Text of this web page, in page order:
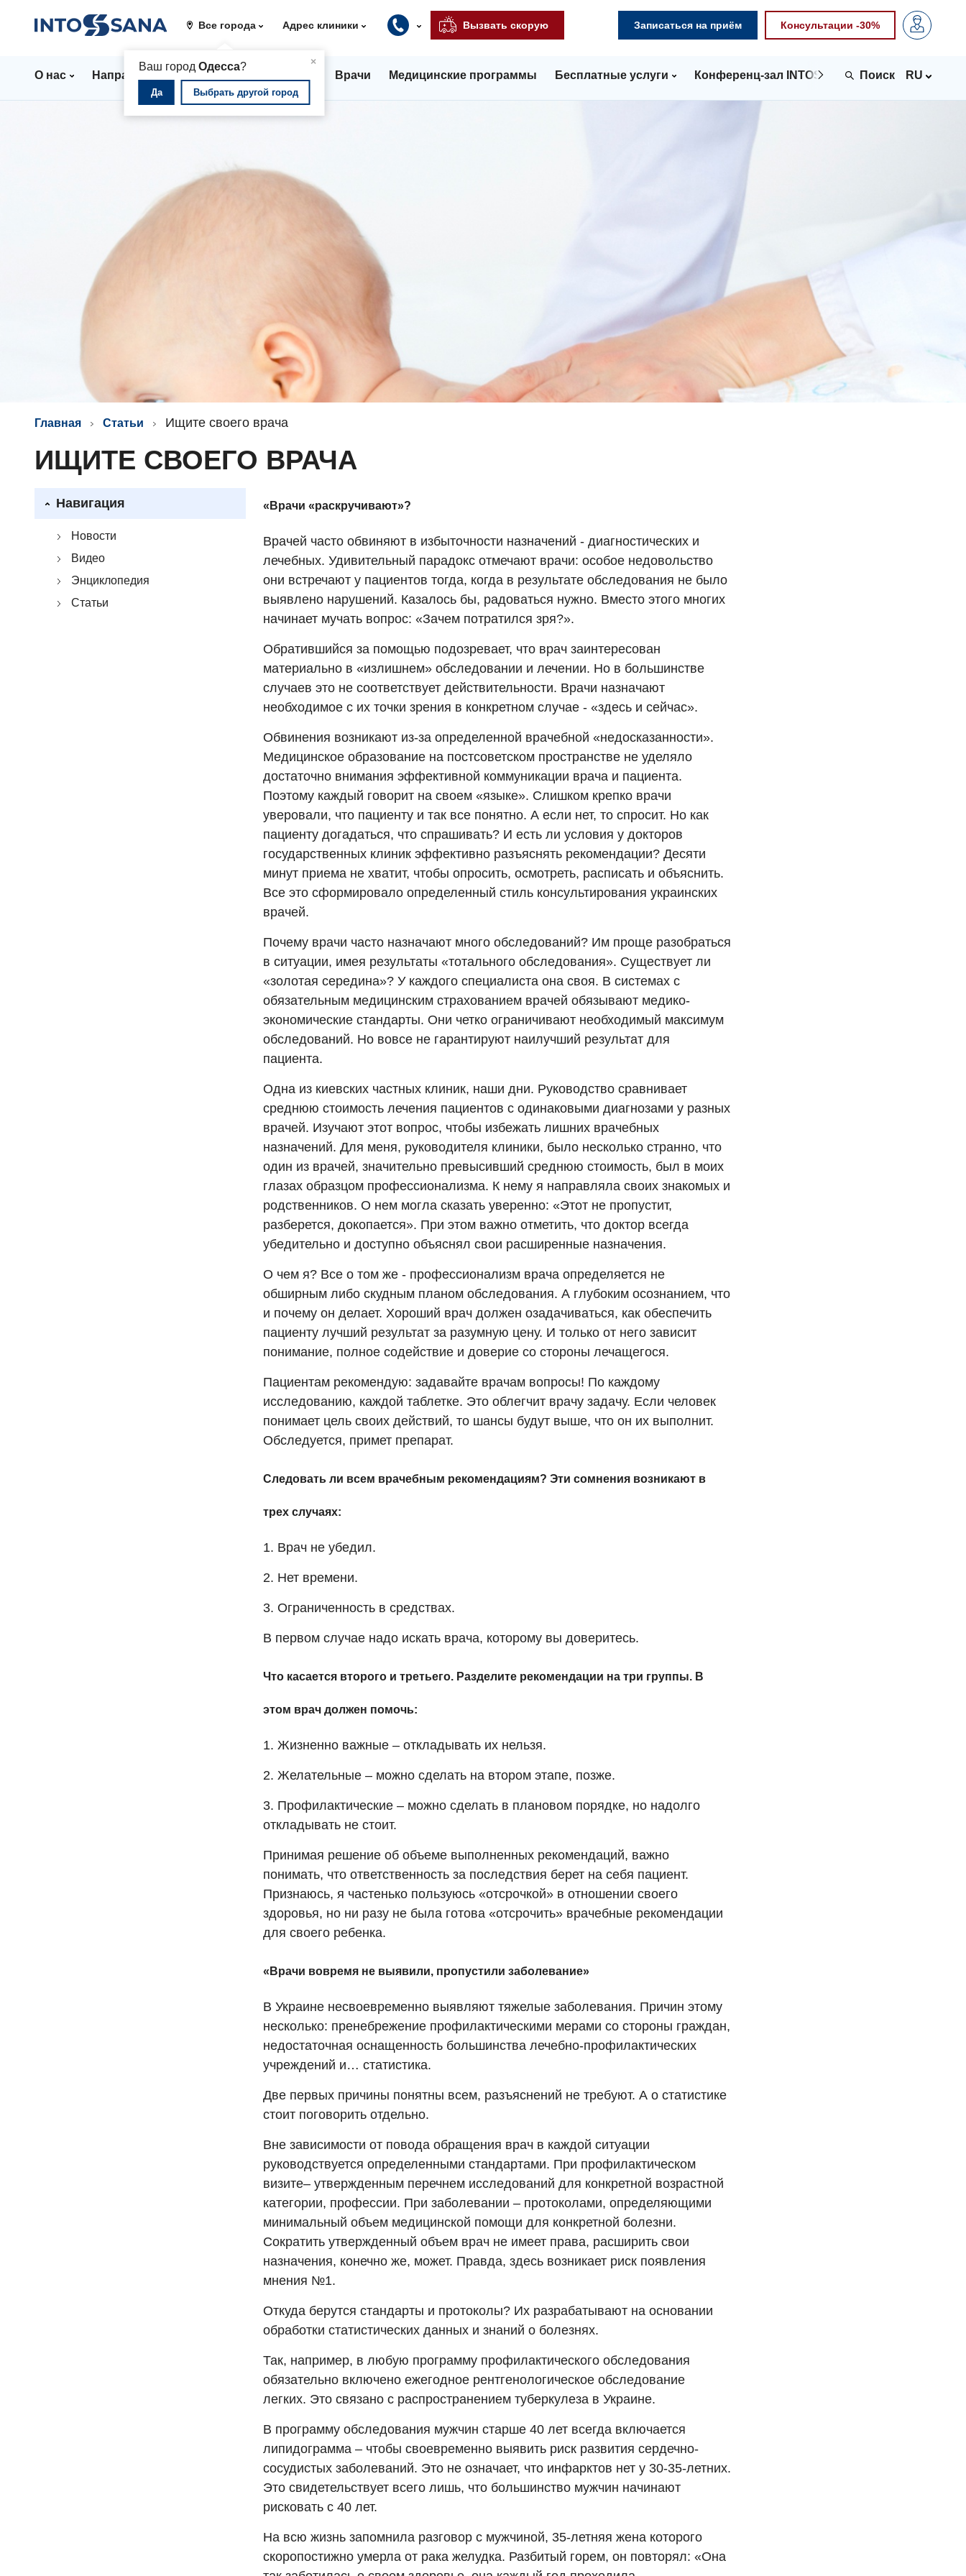
Все города
×
Ваш город Одесса?
Да Выбрать другой город
Адрес клиники Вызвать скорую Записаться на приём Консультации -30%
О нас Направления Стационар Врачи Медицинские программы Бесплатные услуги Конференц-зал INTOSPACE Контакты
RU
Главная Статьи Ищите своего врача
ИЩИТЕ СВОЕГО ВРАЧА
Навигация
Новости
Видео
Энциклопедия
Статьи
«Врачи «раскручивают»?
Врачей часто обвиняют в избыточности назначений - диагностических и
лечебных. Удивительный парадокс отмечают врачи: особое недовольство
они встречают у пациентов тогда, когда в результате обследования не было
выявлено нарушений. Казалось бы, радоваться нужно. Вместо этого многих
начинает мучать вопрос: «Зачем потратился зря?».
Обратившийся за помощью подозревает, что врач заинтересован
материально в «излишнем» обследовании и лечении. Но в большинстве
случаев это не соответствует действительности. Врачи назначают
необходимое с их точки зрения в конкретном случае - «здесь и сейчас».
Обвинения возникают из-за определенной врачебной «недосказанности».
Медицинское образование на постсоветском пространстве не уделяло
достаточно внимания эффективной коммуникации врача и пациента.
Поэтому каждый говорит на своем «языке». Слишком крепко врачи
уверовали, что пациенту и так все понятно. А если нет, то спросит. Но как
пациенту догадаться, что спрашивать? И есть ли условия у докторов
государственных клиник эффективно разъяснять рекомендации? Десяти
минут приема не хватит, чтобы опросить, осмотреть, расписать и объяснить.
Все это сформировало определенный стиль консультирования украинских
врачей.
Почему врачи часто назначают много обследований? Им проще разобраться
в ситуации, имея результаты «тотального обследования». Существует ли
«золотая середина»? У каждого специалиста она своя. В системах с
обязательным медицинским страхованием врачей обязывают медико-
экономические стандарты. Они четко ограничивают необходимый максимум
обследований. Но вовсе не гарантируют наилучший результат для
пациента.
Одна из киевских частных клиник, наши дни. Руководство сравнивает
среднюю стоимость лечения пациентов с одинаковыми диагнозами у разных
врачей. Изучают этот вопрос, чтобы избежать лишних врачебных
назначений. Для меня, руководителя клиники, было несколько странно, что
один из врачей, значительно превысивший среднюю стоимость, был в моих
глазах образцом профессионализма. К нему я направляла своих знакомых и
родственников. О нем могла сказать уверенно: «Этот не пропустит,
разберется, докопается». При этом важно отметить, что доктор всегда
убедительно и доступно объяснял свои расширенные назначения.
О чем я? Все о том же - профессионализм врача определяется не
обширным либо скудным планом обследования. А глубоким осознанием, что
и почему он делает. Хороший врач должен озадачиваться, как обеспечить
пациенту лучший результат за разумную цену. И только от него зависит
понимание, полное содействие и доверие со стороны лечащегося.
Пациентам рекомендую: задавайте врачам вопросы! По каждому
исследованию, каждой таблетке. Это облегчит врачу задачу. Если человек
понимает цель своих действий, то шансы будут выше, что он их выполнит.
Обследуется, примет препарат.
Следовать ли всем врачебным рекомендациям? Эти сомнения возникают в
трех случаях:
1. Врач не убедил.
2. Нет времени.
3. Ограниченность в средствах.
В первом случае надо искать врача, которому вы доверитесь.
Что касается второго и третьего. Разделите рекомендации на три группы. В
этом врач должен помочь:
1. Жизненно важные – откладывать их нельзя.
2. Желательные – можно сделать на втором этапе, позже.
3. Профилактические – можно сделать в плановом порядке, но надолго
откладывать не стоит.
Принимая решение об объеме выполненных рекомендаций, важно
понимать, что ответственность за последствия берет на себя пациент.
Признаюсь, я частенько пользуюсь «отсрочкой» в отношении своего
здоровья, но ни разу не была готова «отсрочить» врачебные рекомендации
для своего ребенка.
«Врачи вовремя не выявили, пропустили заболевание»
В Украине несвоевременно выявляют тяжелые заболевания. Причин этому
несколько: пренебрежение профилактическими мерами со стороны граждан,
недостаточная оснащенность большинства лечебно-профилактических
учреждений и… статистика.
Две первых причины понятны всем, разъяснений не требуют. А о статистике
стоит поговорить отдельно.
Вне зависимости от повода обращения врач в каждой ситуации
руководствуется определенными стандартами. При профилактическом
визите– утвержденным перечнем исследований для конкретной возрастной
категории, профессии. При заболевании – протоколами, определяющими
минимальный объем медицинской помощи для конкретной болезни.
Сократить утвержденный объем врач не имеет права, расширить свои
назначения, конечно же, может. Правда, здесь возникает риск появления
мнения №1.
Откуда берутся стандарты и протоколы? Их разрабатывают на основании
обработки статистических данных и знаний о болезнях.
Так, например, в любую программу профилактического обследования
обязательно включено ежегодное рентгенологическое обследование
легких. Это связано с распространением туберкулеза в Украине.
В программу обследования мужчин старше 40 лет всегда включается
липидограмма – чтобы своевременно выявить риск развития сердечно-
сосудистых заболеваний. Это не означает, что инфарктов нет у 30-35-летних.
Это свидетельствует всего лишь, что большинство мужчин начинают
рисковать с 40 лет.
На всю жизнь запомнила разговор с мужчиной, 35-летняя жена которого
скоропостижно умерла от рака желудка. Разбитый горем, он повторял: «Она